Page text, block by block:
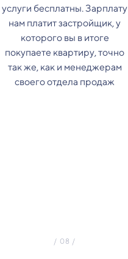
услуги бесплатны. Зарплату
нам платит застройщик, у
которого вы в итоге
покупаете квартиру, точно
так же, как и менеджерам
своего отдела продаж